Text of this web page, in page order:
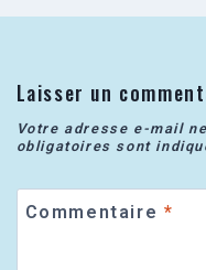
Laisser un
Votre adresse e-mail
obligatoires sont
Commentaire *